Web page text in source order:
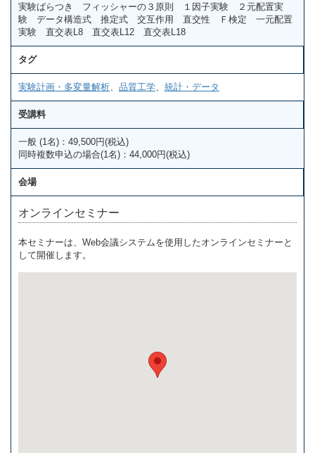
実験ばらつき フィッシャーの３原則 １因子実験 ２元配置実
験 データ構造式 推定式 交互作用 直交性 Ｆ検定 一元配置
実験 直交表L8 直交表L12 直交表L18
タグ
実験計画・多変量解析 品質工学 統計・データ
受講料
一般 (1名)：49,500円(税込)
同時複数申込の場合(1名)：44,000円(税込)
会場
オンラインセミナー
本セミナーは、Web会議システムを使用したオンラインセミナーと
して開催します。